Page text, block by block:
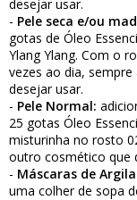
desejar usar.
- Pele seca e/ou
gotas de Óleo
Ylang Ylang. Com o
vezes ao dia,
desejar usar.
- Pele Normal:
25 gotas Óleo
misturinha no rosto
outro cosmético que
- Máscaras de
uma colher de sopa